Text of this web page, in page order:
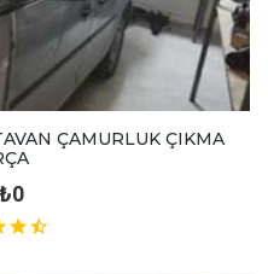
ÇAMURLUK ÇIKMA
₺0